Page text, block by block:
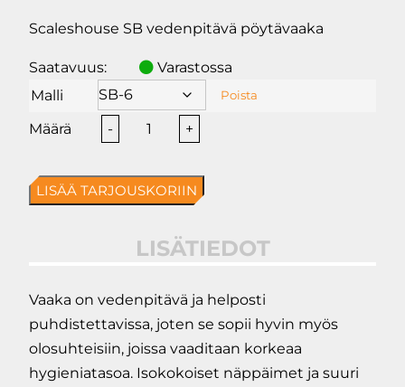
Scaleshouse SB vedenpitävä pöytävaaka
Saatavuus:
Varastossa
Malli
Poista
-
Scaleshouse
Vedenpitävä
pöytävaaka
+
LISÄÄ TARJOUSKORIIN
LISÄTIEDOT
Vaaka on vedenpitävä ja helposti
puhdistettavissa, joten se sopii hyvin myös
olosuhteisiin, joissa vaaditaan korkeaa
hygieniatasoa. Isokokoiset näppäimet ja suuri